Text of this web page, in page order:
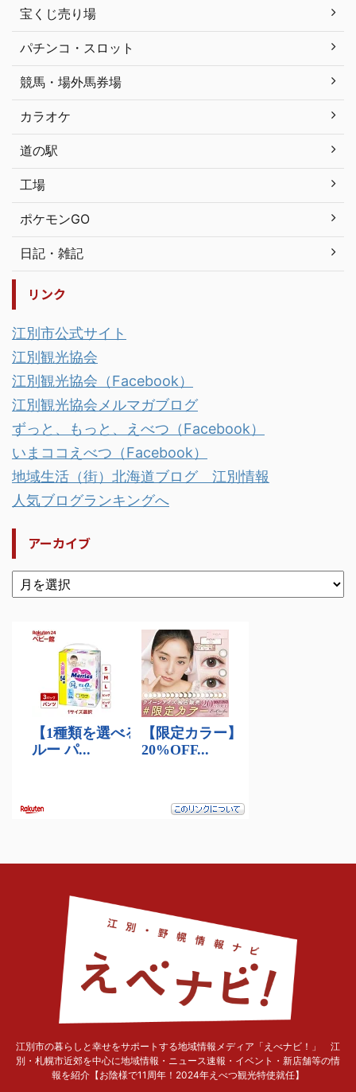
宝くじ売り場
パチンコ・スロット
競馬・場外馬券場
カラオケ
道の駅
工場
ポケモンGO
日記・雑記
リンク
江別市公式サイト
江別観光協会
江別観光協会（Facebook）
江別観光協会メルマガブログ
ずっと、もっと、えべつ（Facebook）
いまココえべつ（Facebook）
地域生活（街）北海道ブログ 江別情報
人気ブログランキングへ
アーカイブ
江別市の暮らしと幸せをサポートする地域情報メディア「えべナビ！」 江
別・札幌市近郊を中心に地域情報・ニュース速報・イベント・新店舗等の情
報を紹介【お陰様で11周年！2024年えべつ観光特使就任】